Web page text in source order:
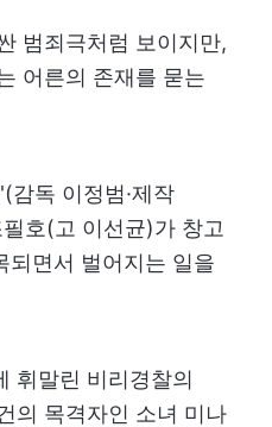
범죄극처럼 보이지만,
어른의 존재를 묻는
감독 이정범·제작
호(고 이선균)가 창고
되면서 벌어지는 일을
휘말린 비리경찰의
의 목격자인 소녀 미나